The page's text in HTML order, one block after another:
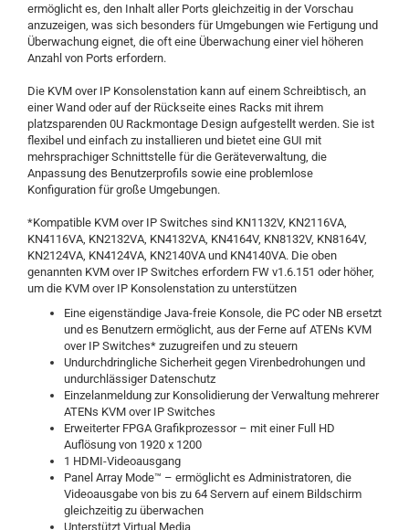
ermöglicht es, den Inhalt aller Ports gleichzeitig in der Vorschau
anzuzeigen, was sich besonders für Umgebungen wie Fertigung und
Überwachung eignet, die oft eine Überwachung einer viel höheren
Anzahl von Ports erfordern.
Die KVM over IP Konsolenstation kann auf einem Schreibtisch, an
einer Wand oder auf der Rückseite eines Racks mit ihrem
platzsparenden 0U Rackmontage Design aufgestellt werden. Sie ist
flexibel und einfach zu installieren und bietet eine GUI mit
mehrsprachiger Schnittstelle für die Geräteverwaltung, die
Anpassung des Benutzerprofils sowie eine problemlose
Konfiguration für große Umgebungen.
*Kompatible KVM over IP Switches sind KN1132V, KN2116VA,
KN4116VA, KN2132VA, KN4132VA, KN4164V, KN8132V, KN8164V,
KN2124VA, KN4124VA, KN2140VA und KN4140VA. Die oben
genannten KVM over IP Switches erfordern FW v1.6.151 oder höher,
um die KVM over IP Konsolenstation zu unterstützen
Eine eigenständige Java-freie Konsole, die PC oder NB ersetzt
und es Benutzern ermöglicht, aus der Ferne auf ATENs KVM
over IP Switches* zuzugreifen und zu steuern
Undurchdringliche Sicherheit gegen Virenbedrohungen und
undurchlässiger Datenschutz
Einzelanmeldung zur Konsolidierung der Verwaltung mehrerer
ATENs KVM over IP Switches
Erweiterter FPGA Grafikprozessor – mit einer Full HD
Auflösung von 1920 x 1200
1 HDMI-Videoausgang
Panel Array Mode™ – ermöglicht es Administratoren, die
Videoausgabe von bis zu 64 Servern auf einem Bildschirm
gleichzeitig zu überwachen
Unterstützt Virtual Media